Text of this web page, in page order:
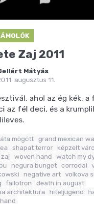
Zaj 2011
Mátyás
augusztus 11.
ahol az ég kék, a
az fél deci, és a
mögött grand mexican
shapat terror képzelt
woven hand
watch my
negura bunget corrodal
negative art volkova
failotron
death in august
architektúra
hiteljugend